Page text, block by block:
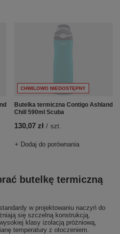
CHWILOWO NIEDOSTĘPNY
Butelka termiczna Contigo Ashland
Chill 590ml Scuba
130,07 zł / szt.
+ Dodaj do porównania
butelkę termiczną
w projektowaniu naczyń do
się szczelną konstrukcją,
klasy izolacją próżniową,
temperatury z otoczeniem.